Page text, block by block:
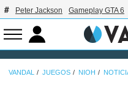
Peter Jackson Gameplay GTA 6
VANDAL JUEGOS NIOH